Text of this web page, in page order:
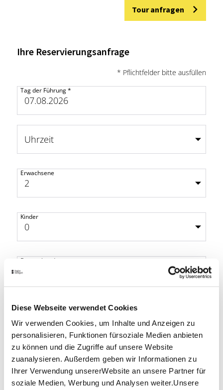
Diese Webseite verwendet Cookies
Wir verwenden Cookies, um Inhalte und Anzeigen zu
personalisieren, Funktionen fürsoziale Medien anbieten
zu können und die Zugriffe auf unsere Website
zuanalysieren. Außerdem geben wir Informationen zu
Ihrer Verwendung unsererWebsite an unsere Partner für
soziale Medien, Werbung und Analysen weiter.Unsere
Tour anfragen
Ihre Reservierungsanfrage
* Pflichtfelder bitte ausfüllen
Tag der Führung*
Uhrzeit
Erwachsene
Kinder
Bus vorhanden
Ihre Kontaktdaten
Firma